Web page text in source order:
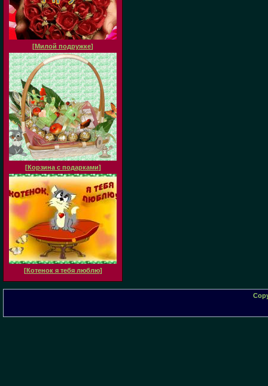
[Милой подружке]
[Корзина с подарками]
[Котенок я тебя люблю]